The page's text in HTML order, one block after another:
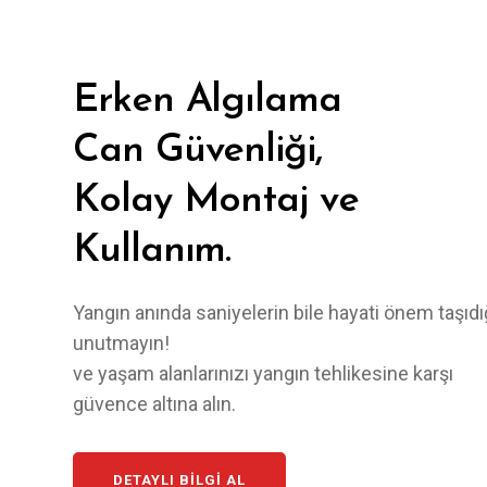
Erken Algılama
Can Güvenliği,
Kolay Montaj ve
Kullanım.
Yangın anında saniyelerin bile hayati önem
unutmayın!
ve yaşam alanlarınızı yangın tehlikesine karşı
güvence altına alın.
DETAYLI BILGI AL